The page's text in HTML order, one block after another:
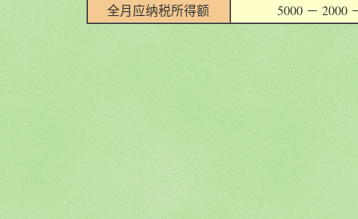
全月应纳税所得额 5000 － 2000